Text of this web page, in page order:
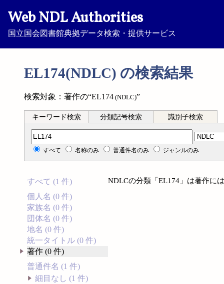
Web NDL Authorities
国立国会図書館典拠データ検索・提供サービス
EL174(NDLC) の検索結果
検索対象：著作の“EL174 (NDLC)”
キーワード検索 分類記号検索 識別子検索
分類記号検索
すべて 名称のみ 普通件名のみ ジャンルのみ
すべて (1 件)
個人名 (0 件)
家族名 (0 件)
団体名 (0 件)
地名 (0 件)
統一タイトル (0 件)
著作 (0 件)
普通件名 (1 件)
細目なし (1 件)
NDLCの分類「EL174」は著作に